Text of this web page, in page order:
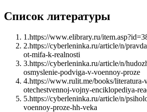
Список литературы
1 .https://www.elibrary.ru/
2.https://cyberleninka.ru/article/n/
ot-mifa-k-realnosti
3.https://cyberleninka.ru/article/n/
osmyslenie-podviga-v-voennoy-proze
4.https://www.rulit.me/books/literatura-
otechestvennoj-vojny-enciklopediya-
5.https://cyberleninka.ru/article/n/
voennoy-proze-hh-veka